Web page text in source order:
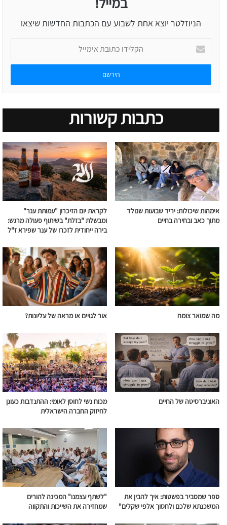
הניוזלטר יוצא אחת לשבוע עם הכתבות החדשות שיצאו
הקלידו
כתובת
אימייל
כתבות קשורות
אימהות שיכולות: יריד שבועות שנולד
מתוך כאב ובחירה בחיים
לקראת יום הזיכרון "עמותת ענר"
ומבשלת "בזלת" בשיתוף פעולה מרגש:
בירה ייחודית לזכרו של ענר שפירא ז"ל
מה שמואר צומח אור לגויים או מראה של עליונות?
האוניברסיטה של החיים
מכוח נשי לחוסן לאומי: ההתנדבות כעוגן
לחיזוק החברה הישראלית
ספר שמסביר בפשטות: איך להבין את
המשכנתא שלכם ולחסוך אלפי שקלים"
"לשתף עצמנו" המכינה להורים
שמחזירה את השייכות והתקווה